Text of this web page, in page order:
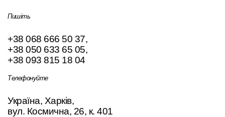
Пишіть
+38 068 666 50 37,
+38 050 633 65 05,
+38 093 815 18 04
Телефонуйте
Україна, Харків,
вул. Космична, 26, к. 401